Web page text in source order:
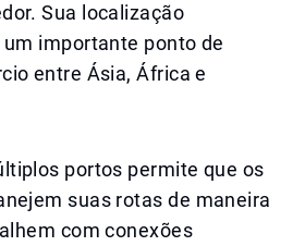
Sua localização
importante ponto de
entre Ásia, África e
portos permite que os
suas rotas de maneira
com conexões